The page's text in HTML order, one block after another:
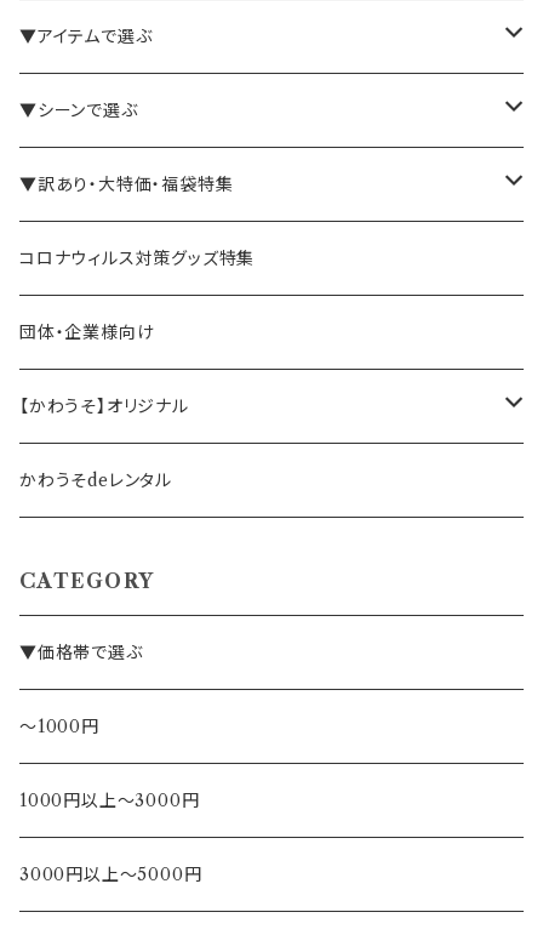
▼アイテムで選ぶ
バインダー・メモパッド
手帳・ノート
ペン立て・収納ケース・トレイ
バッグ・かばん
▼シーンで選ぶ
テレワーク・在宅ワーク向け
司会・セミナー講師向け
営業マン向け
事務職の方向け
▼訳あり・大特価・福袋特集
アウトレット商品
福袋・まとめ買い
コロナウィルス対策グッズ特集
団体・企業様向け
【かわうそ】オリジナル
デザイナー
かわうそdeレンタル
CATEGORY
▼価格帯で選ぶ
～1000円
1000円以上～3000円
3000円以上～5000円